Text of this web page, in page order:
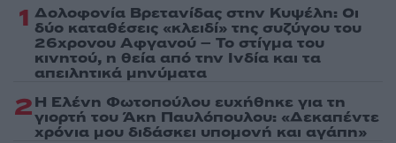
1 Δολοφονία Βρετανίδας στην Κυψέλη: Οι
δύο καταθέσεις «κλειδί» της συζύγου του
26χρονου Αφγανού – Το στίγμα του
κινητού, η θεία από την Ινδία και τα
απειλητικά μηνύματα
2Η Ελένη Φωτοπούλου ευχήθηκε για τη
γιορτή του Άκη Παυλόπουλου: «Δεκαπέντε
χρόνια μου διδάσκει υπομονή και αγάπη»